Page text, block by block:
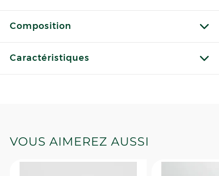
Composition
Caractéristiques
VOUS AIMEREZ AUSSI